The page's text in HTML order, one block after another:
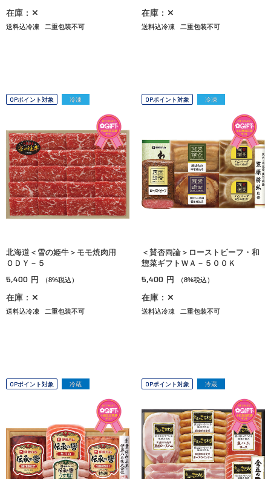
在庫：✕
送料込冷凍 二重包装不可
在庫：✕
送料込冷凍 二重包装不可
OPポイント対象 冷凍
北海道＜雪の姫牛＞モモ焼肉用
ＯＤＹ－５
5,400 円 （8%税込）
在庫：✕
送料込冷凍 二重包装不可
OPポイント対象 冷凍
＜賛否両論＞ローストビーフ・和
惣菜ギフトＷＡ－５００Ｋ
5,400 円 （8%税込）
在庫：✕
送料込冷凍 二重包装不可
OPポイント対象 冷蔵 OPポイント対象 冷蔵